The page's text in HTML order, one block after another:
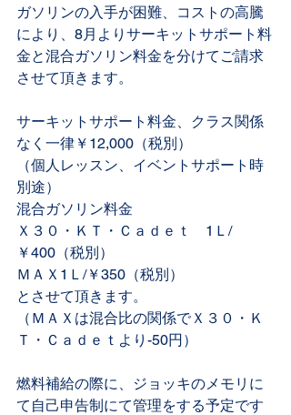
ガソリンの入手が困難、コストの高騰
により、8月よりサーキットサポート料
金と混合ガソリン料金を分けてご請求
させて頂きます。
サーキットサポート料金、クラス関係
なく一律￥12,000（税別）
（個人レッスン、イベントサポート時
別途）
混合ガソリン料金
Ｘ３０・ＫＴ・Ｃａｄｅｔ　1Ｌ/
￥400（税別）
ＭＡＸ1Ｌ/￥350（税別）
とさせて頂きます。
（ＭＡＸは混合比の関係でＸ３０・Ｋ
Ｔ・Ｃａｄｅｔより-50円）
燃料補給の際に、ジョッキのメモリに
て自己申告制にて管理をする予定です